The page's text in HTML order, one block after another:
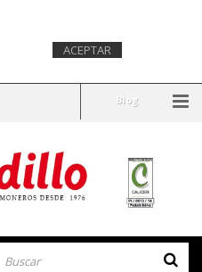
Blog
ACEPTAR